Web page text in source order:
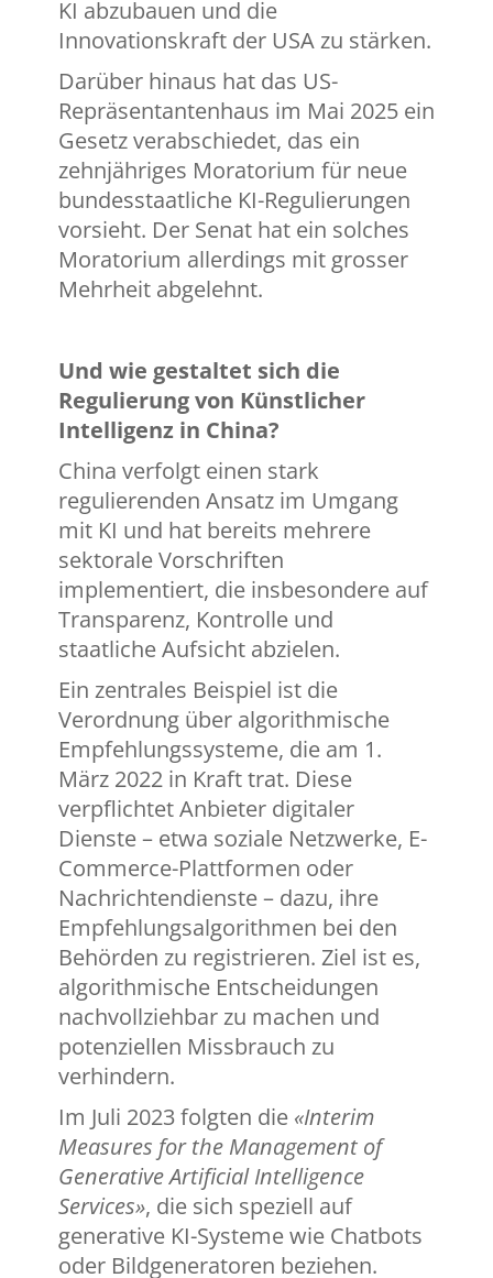
KI abzubauen und die
Innovationskraft der USA zu stärken.
Darüber hinaus hat das US-
Repräsentantenhaus im Mai 2025 ein
Gesetz verabschiedet, das ein
zehnjähriges Moratorium für neue
bundesstaatliche KI-Regulierungen
vorsieht. Der Senat hat ein solches
Moratorium allerdings mit grosser
Mehrheit abgelehnt.
Und wie gestaltet sich die
Regulierung von Künstlicher
Intelligenz in China?
China verfolgt einen stark
regulierenden Ansatz im Umgang
mit KI und hat bereits mehrere
sektorale Vorschriften
implementiert, die insbesondere auf
Transparenz, Kontrolle und
staatliche Aufsicht abzielen.
Ein zentrales Beispiel ist die
Verordnung über algorithmische
Empfehlungssysteme, die am 1.
März 2022 in Kraft trat. Diese
verpflichtet Anbieter digitaler
Dienste – etwa soziale Netzwerke, E-
Commerce-Plattformen oder
Nachrichtendienste – dazu, ihre
Empfehlungsalgorithmen bei den
Behörden zu registrieren. Ziel ist es,
algorithmische Entscheidungen
nachvollziehbar zu machen und
potenziellen Missbrauch zu
verhindern.
Im Juli 2023 folgten die «Interim
Measures for the Management of
Generative Artificial Intelligence
Services», die sich speziell auf
generative KI-Systeme wie Chatbots
oder Bildgeneratoren beziehen.